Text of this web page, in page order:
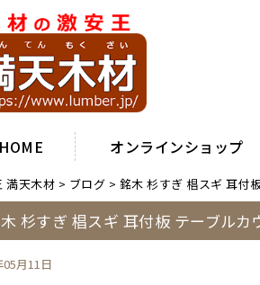
HOME オンラインショップ
満天木材 > ブログ > 銘木 杉すぎ 椙スギ 耳付
杉すぎ 椙スギ 耳付板 テーブル
05月11日